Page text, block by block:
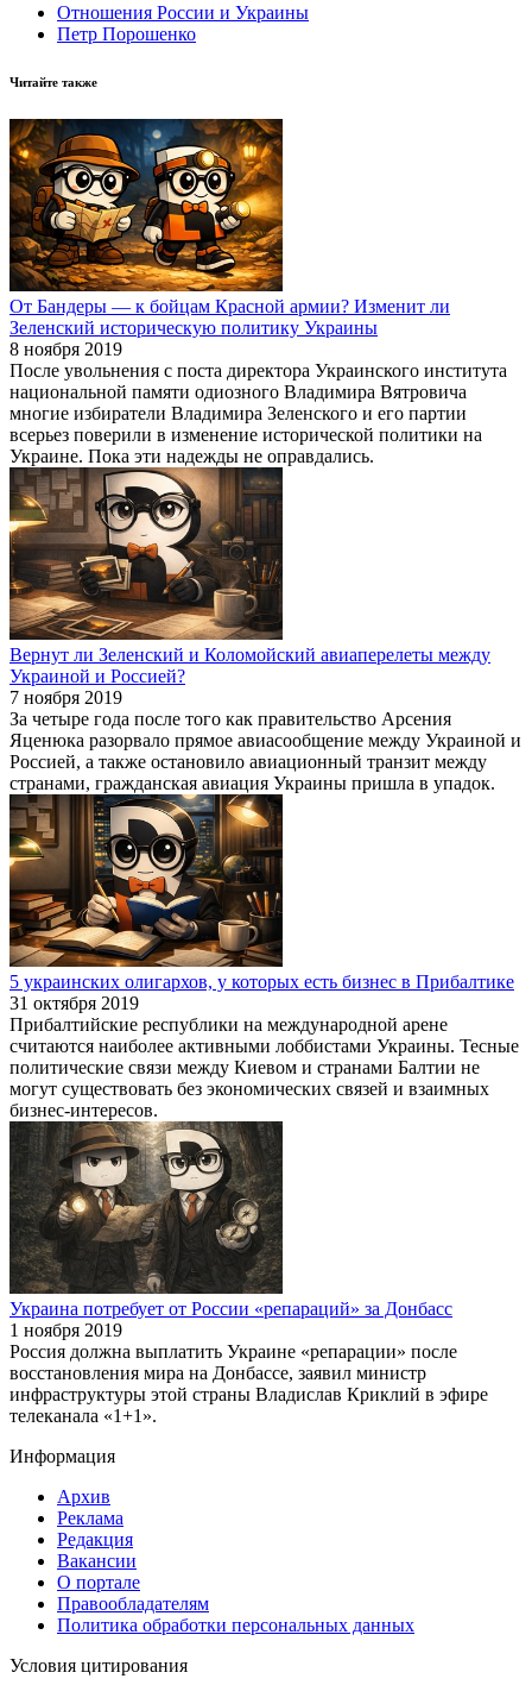
Отношения России и Украины
Петр Порошенко
Читайте также
От Бандеры — к бойцам Красной армии? Изменит ли
Зеленский историческую политику Украины
8 ноября 2019
После увольнения с поста директора Украинского института
национальной памяти одиозного Владимира Вятровича
многие избиратели Владимира Зеленского и его партии
всерьез поверили в изменение исторической политики на
Украине. Пока эти надежды не оправдались.
Вернут ли Зеленский и Коломойский авиаперелеты между
Украиной и Россией?
7 ноября 2019
За четыре года после того как правительство Арсения
Яценюка разорвало прямое авиасообщение между Украиной и
Россией, а также остановило авиационный транзит между
странами, гражданская авиация Украины пришла в упадок.
5 украинских олигархов, у которых есть бизнес в Прибалтике
31 октября 2019
Прибалтийские республики на международной арене
считаются наиболее активными лоббистами Украины. Тесные
политические связи между Киевом и странами Балтии не
могут существовать без экономических связей и взаимных
бизнес-интересов.
Украина потребует от России «репараций» за Донбасс
1 ноября 2019
Россия должна выплатить Украине «репарации» после
восстановления мира на Донбассе, заявил министр
инфраструктуры этой страны Владислав Криклий в эфире
телеканала «1+1».
Информация
Архив
Реклама
Редакция
Вакансии
О портале
Правообладателям
Политика обработки персональных данных
Условия цитирования